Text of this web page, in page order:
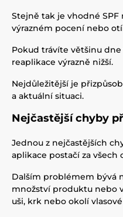
Stejně tak je vhodné
výrazném pocení nebo
Pokud trávíte většinu
reaplikace výrazně nižší.
Nejdůležitější je
a aktuální situaci.
Nejčastější chyby
Jednou z nejčastějších
aplikace postačí za všech
Dalším problémem bývá
množství produktu nebo
uši, krk nebo okolí